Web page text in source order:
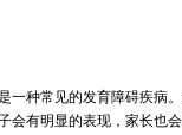
一种常见的发育障碍疾病
会有明显的表现，家长也